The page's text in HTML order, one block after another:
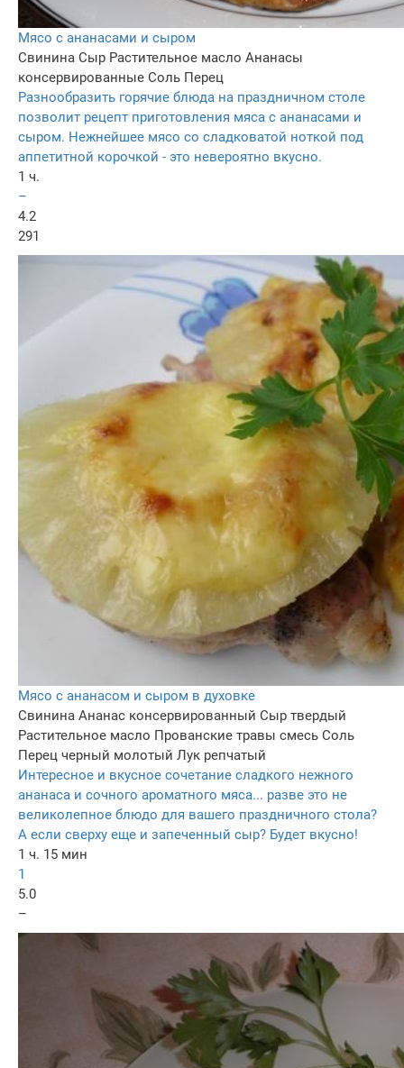
Мясо с ананасами и сыром
Свинина Сыр Растительное масло Ананасы
консервированные Соль Перец
Разнообразить горячие блюда на праздничном столе
позволит рецепт приготовления мяса с ананасами и
сыром. Нежнейшее мясо со сладковатой ноткой под
аппетитной корочкой - это невероятно вкусно.
1 ч.
–
4.2
291
Мясо с ананасом и сыром в духовке
Свинина Ананас консервированный Сыр твердый
Растительное масло Прованские травы смесь Соль
Перец черный молотый Лук репчатый
Интересное и вкусное сочетание сладкого нежного
ананаса и сочного ароматного мяса... разве это не
великолепное блюдо для вашего праздничного стола?
А если сверху еще и запеченный сыр? Будет вкусно!
1 ч. 15 мин
1
5.0
–